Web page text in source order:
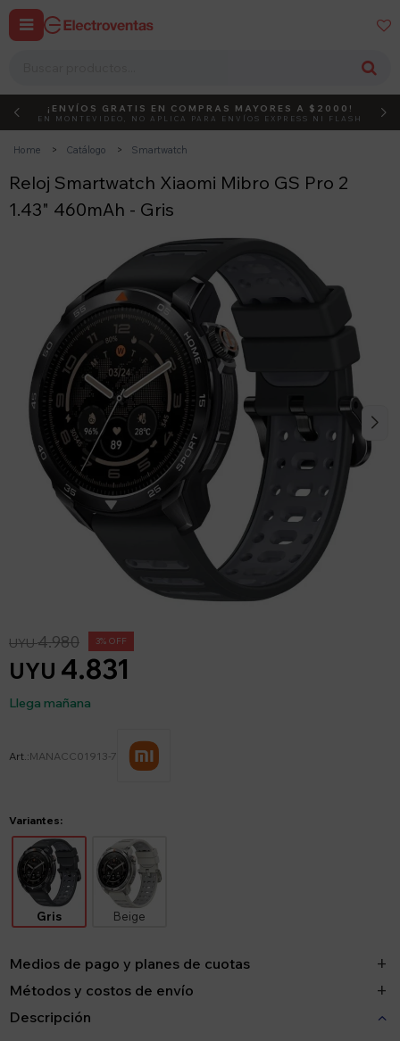
 
DEBUT ACTIVÁ EL CÓDIGO
¡ENVÍOS GRATIS EN COMPRAS MAYORES A $2000!
EN MONTEVIDEO, NO APLICA PARA ENVÍOS EXPRESS NI FLASH
Home Catálogo Smartwatch
Reloj Smartwatch Xiaomi Mibro GS Pro 2
1.43" 460mAh - Gris
UYU 4.831
UYU4.980 3
Llega mañana
MANACC01913-7
Variantes:
Gris Beige
Medios de pago y planes de cuotas
Métodos y costos de envío
Descripción